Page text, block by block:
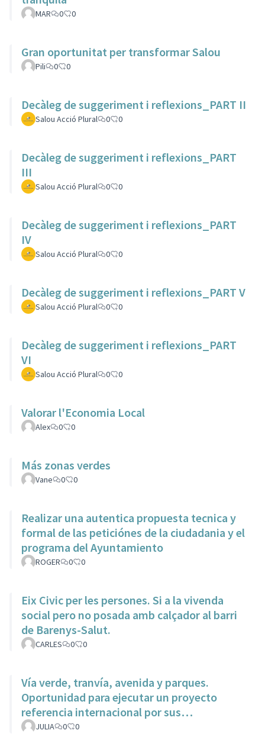
MAR 0 0
Gran oportunitat per transformar Salou
Pili 0 0
Decàleg de suggeriment i reflexions_PART II
Salou Acció Plural 0 0
Decàleg de suggeriment i reflexions_PART
III
Salou Acció Plural 0 0
Decàleg de suggeriment i reflexions_PART
IV
Salou Acció Plural 0 0
Decàleg de suggeriment i reflexions_PART V
Salou Acció Plural 0 0
Decàleg de suggeriment i reflexions_PART
VI
Salou Acció Plural 0 0
Valorar l'Economia Local
Alex 0 0
Más zonas verdes
Vane 0 0
Realizar una autentica propuesta tecnica y
formal de las peticiónes de la ciudadania y el
programa del Ayuntamiento
ROGER 0 0
Eix Civic per les persones. Si a la vivenda
social pero no posada amb calçador al barri
de Barenys-Salut.
CARLES 0 0
Vía verde, tranvía, avenida y parques.
Oportunidad para ejecutar un proyecto
referencia internacional por sus
características dentro del municipio.
JULIA 0 0